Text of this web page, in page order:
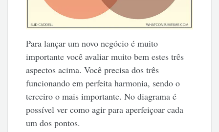
Para lançar um novo negócio é muito
importante você avaliar muito bem estes três
aspectos acima. Você precisa dos três
funcionando em perfeita harmonia, sendo o
terceiro o mais importante. No diagrama é
possível ver como agir para aperfeiçoar cada
um dos pontos.